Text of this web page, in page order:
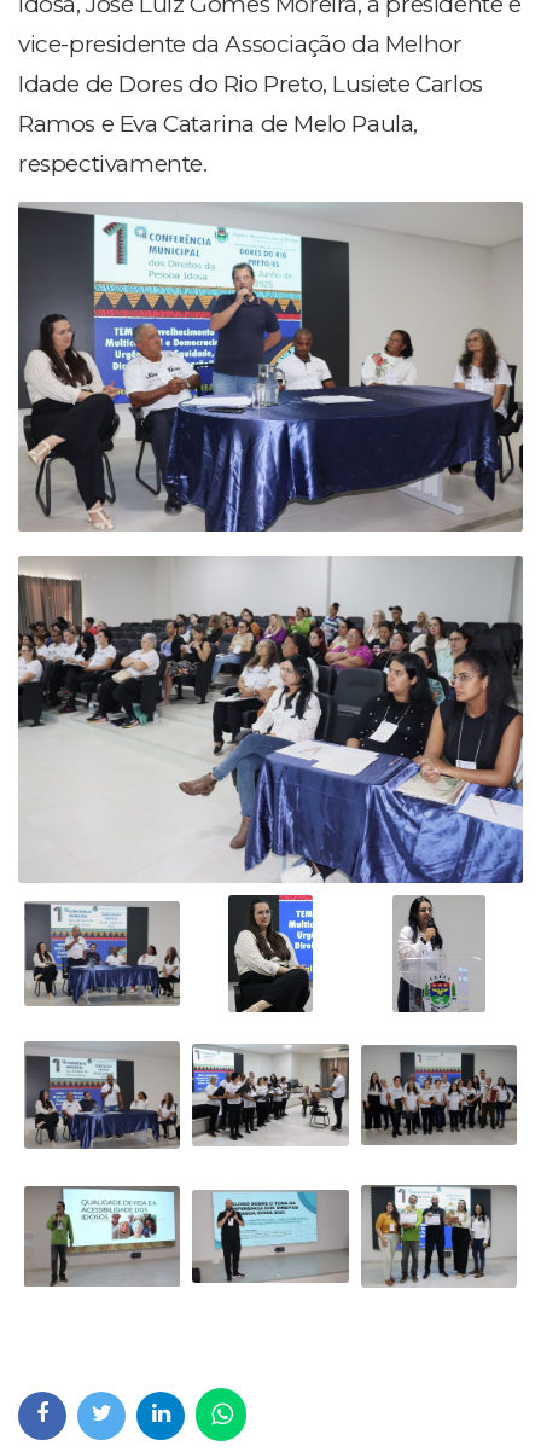
vice-presidente da Associação da Melhor
Idade de Dores do Rio Preto, Lusiete Carlos
Ramos e Eva Catarina de Melo Paula,
respectivamente.